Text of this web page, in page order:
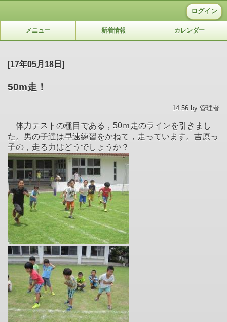
ログイン
メニュー 新着情報 カレンダー
[17年05月18日]
50m走！
14:56 by 管理者
体力テストの種目である，50ｍ走のラインを引きまし
た。男の子達は早速練習をかねて，走っています。吉原っ
子の，走る力はどうでしょうか？